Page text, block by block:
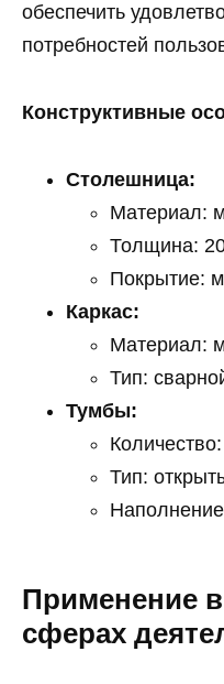
обеспечить
потребностей
Конструктивные
Столешница:
Материал:
Толщина:
Покрытие:
Каркас:
Материал:
Тип:
Тумбы:
Тип:
Применение
сферах